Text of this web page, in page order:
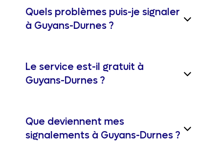
Quels problèmes puis-je signaler
à Guyans-Durnes ?
Le service est-il gratuit à
Guyans-Durnes ?
Que deviennent mes
signalements à Guyans-Durnes ?